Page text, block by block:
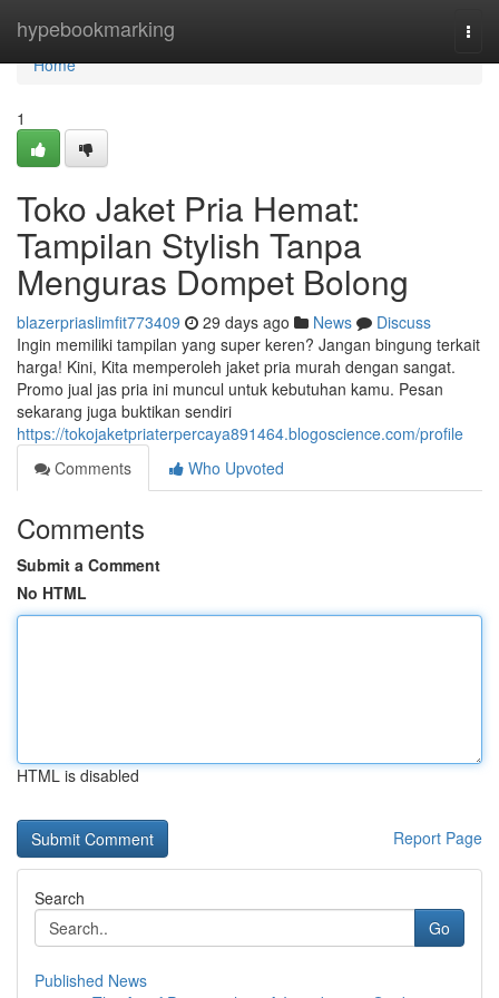
hypebookmarking
Home
Home
1
Toko Jaket Pria Hemat:
Tampilan Stylish Tanpa
Menguras Dompet Bolong
blazerpriaslimfit773409 29 days ago News
Discuss
Ingin memiliki tampilan yang super keren? Jangan bingung terkait
harga! Kini, Kita memperoleh jaket pria murah dengan sangat.
Promo jual jas pria ini muncul untuk kebutuhan kamu. Pesan
sekarang juga buktikan sendiri
https://tokojaketpriaterpercaya891464.blogoscience.com/profile
Comments
Who Upvoted
Comments
Submit a Comment
No HTML
HTML is disabled
Report Page
Search
Go
Published News